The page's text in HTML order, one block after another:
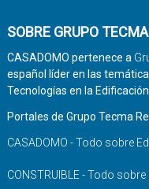
SOBRE GRUPO
CASADOMO pertenece a
español líder en las
Tecnologías en la Edificación
Portales de Grupo Tecma
CASADOMO - Todo sobre
CONSTRUIBLE - Todo